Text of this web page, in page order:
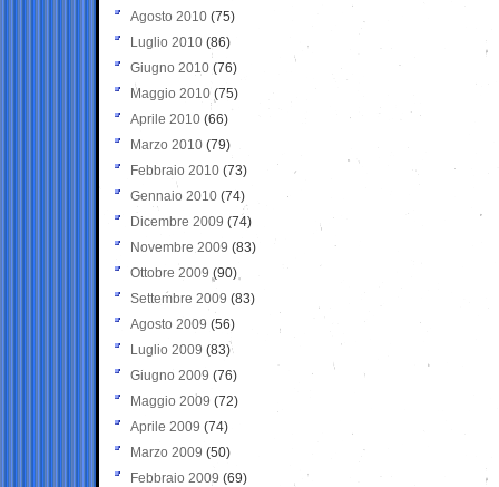
Agosto 2010 (75)
Luglio 2010 (86)
Giugno 2010 (76)
Maggio 2010 (75)
Aprile 2010 (66)
Marzo 2010 (79)
Febbraio 2010 (73)
Gennaio 2010 (74)
Dicembre 2009 (74)
Novembre 2009 (83)
Ottobre 2009 (90)
Settembre 2009 (83)
Agosto 2009 (56)
Luglio 2009 (83)
Giugno 2009 (76)
Maggio 2009 (72)
Aprile 2009 (74)
Marzo 2009 (50)
Febbraio 2009 (69)